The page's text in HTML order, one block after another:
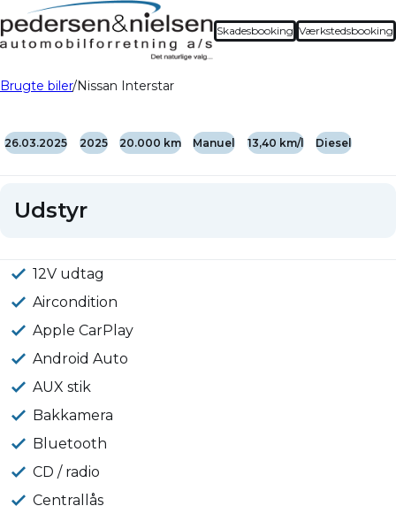
Skadesbooking Værkstedsbooking
Brugte biler Nissan Interstar
26.03.2025 2025 20.000 km Manuel 13,40 km/l Diesel
Udstyr
12V udtag
Aircondition
Apple CarPlay
Android Auto
AUX stik
Bakkamera
Bluetooth
CD / radio
Centrallås